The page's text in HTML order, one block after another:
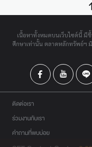
เนื้อหาทั้งหมดบนเว็บไซต์นี้ มี
ศึกษาเท่านั้น ตลาดหลักทรัพย์ฯ
ติดต่อเรา
ร่วมงานกับเรา
คำถามที่พบบ่อย